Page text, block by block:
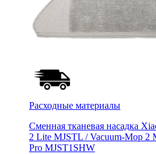
Расходные материалы
Сменная тканевая насадка
2 Lite MJSTL / Vacuum-Mop 2
Pro MJST1SHW